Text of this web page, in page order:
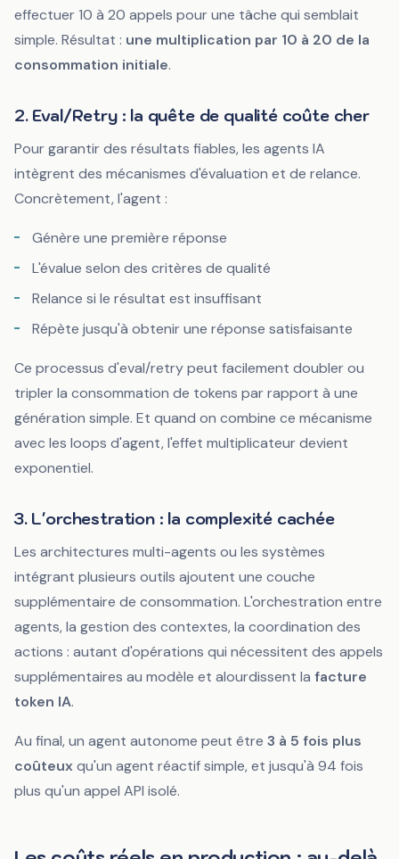
effectuer 10 à 20 appels pour une tâche qui semblait
simple. Résultat : une multiplication par 10 à 20 de la
consommation initiale.
2. Eval/Retry : la quête de qualité coûte cher
Pour garantir des résultats fiables, les agents IA
intègrent des mécanismes d'évaluation et de relance.
Concrètement, l'agent :
Génère une première réponse
L'évalue selon des critères de qualité
Relance si le résultat est insuffisant
Répète jusqu'à obtenir une réponse satisfaisante
Ce processus d'eval/retrypeut facilement doubler ou
tripler la consommation de tokens par rapport à une
génération simple. Et quand on combine ce mécanisme
avec les loops d'agent, l'effet multiplicateur devient
exponentiel.
3. L'orchestration : la complexité cachée
Les architectures multi-agents ou les systèmes
intégrant plusieurs outils ajoutent une couche
supplémentaire de consommation. L'orchestration entre
agents, la gestion des contextes, la coordination des
actions : autant d'opérations qui nécessitent des appels
supplémentaires au modèle et alourdissent la facture
token IA.
Au final, un agent autonome peut être 3 à 5 fois plus
coûteuxqu'un agent réactif simple, et jusqu'à 94 fois
plus qu'un appel API isolé.